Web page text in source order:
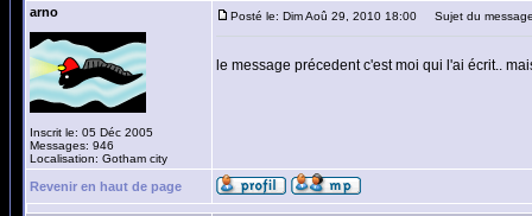
arno
Inscrit le: 05 Déc 2005
Messages: 946
Localisation: Gotham city
Posté le: Dim Aoû 29, 2010 18:00 Sujet du
le message précedent c'est moi qui l'ai écrit..
Revenir en haut de page